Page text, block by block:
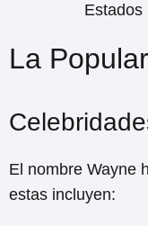
Estados
La
El nombre Wayne
estas incluyen: